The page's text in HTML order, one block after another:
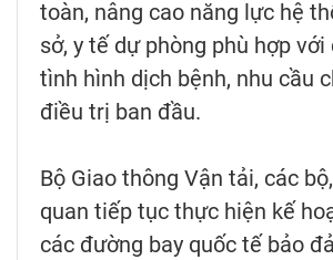
toàn, nâng cao năng lực hệ
sở, y tế dự phòng phù hợp với
tình hình dịch bệnh, nhu cầu
điều trị ban đầu.
Bộ Giao thông Vận tải, các
quan tiếp tục thực hiện kế
các đường bay quốc tế bảo